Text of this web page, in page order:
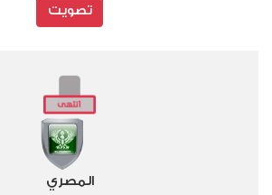
تصويت
المصري